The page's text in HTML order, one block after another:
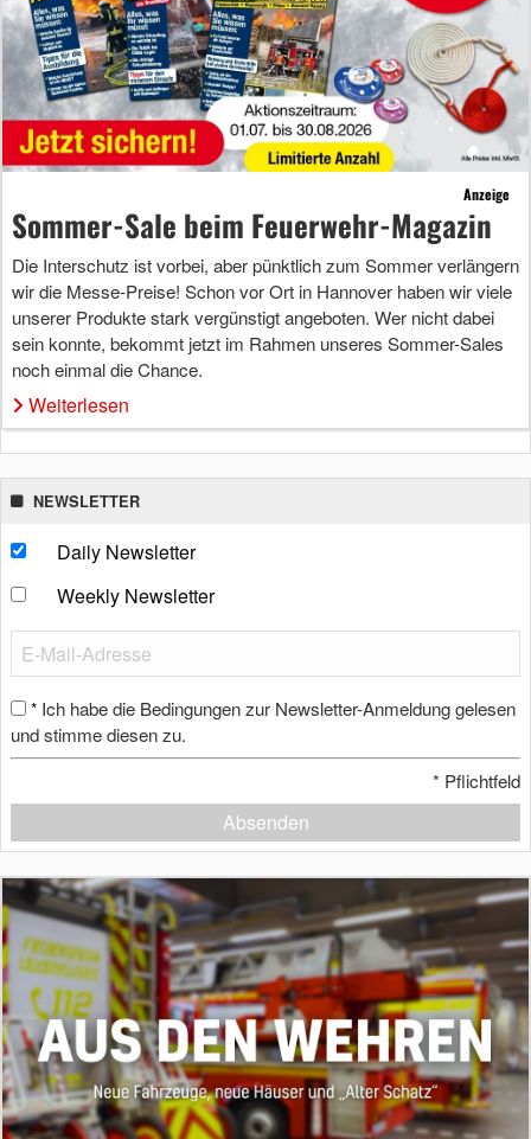
Anzeige
Sommer-Sale beim Feuerwehr-Magazin
Die Interschutz ist vorbei, aber pünktlich zum Sommer verlängern
wir die Messe-Preise! Schon vor Ort in Hannover haben wir viele
unserer Produkte stark vergünstigt angeboten. Wer nicht dabei
sein konnte, bekommt jetzt im Rahmen unseres Sommer-Sales
noch einmal die Chance.
Weiterlesen
NEWSLETTER
Daily Newsletter
Weekly Newsletter
* Ich habe die Bedingungen zur Newsletter-Anmeldung gelesen
und stimme diesen zu.
* Pflichtfeld
Absenden